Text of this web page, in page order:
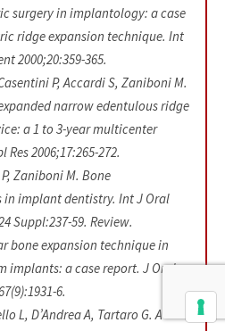
surgery in implantology: a case
ridge expansion technique. Int
2000;20:359-365.
P, Accardi S, Zaniboni M.
narrow edentulous ridge
a 1 to 3-year multicenter
2006;17:265-272.
Zaniboni M. Bone
implant dentistry. Int J Oral
Suppl:237-59. Review.
bone expansion technique in
implants: a case report. J Oral
6.
L, D’Andrea A, Tartaro G. A